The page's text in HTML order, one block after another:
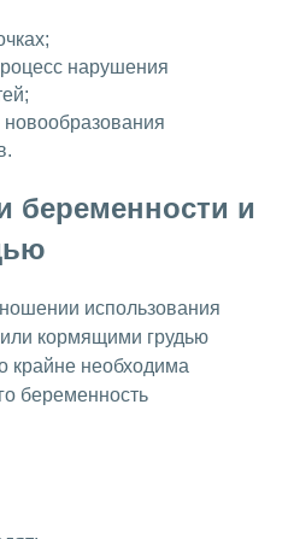
нарушения
беременности и
использования
кормящими грудью
крайне необходима
беременность